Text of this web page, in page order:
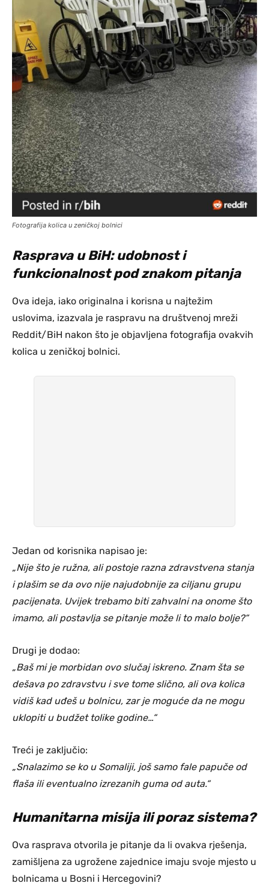
Fotografija kolica u zeničkoj bolnici
Rasprava u BiH: udobnost i
funkcionalnost pod znakom pitanja
Ova ideja, iako originalna i korisna u najtežim
uslovima, izazvala je raspravu na društvenoj mreži
Reddit/BiH nakon što je objavljena fotografija ovakvih
kolica u zeničkoj bolnici.
Jedan od korisnika napisao je:
„Nije što je ružna, ali postoje razna zdravstvena stanja
i plašim se da ovo nije najudobnije za ciljanu grupu
pacijenata. Uvijek trebamo biti zahvalni na onome što
imamo, ali postavlja se pitanje može li to malo bolje?“
Drugi je dodao:
„Baš mi je morbidan ovo slučaj iskreno. Znam šta se
dešava po zdravstvu i sve tome slično, ali ova kolica
vidiš kad uđeš u bolnicu, zar je moguće da ne mogu
uklopiti u budžet tolike godine…“
Treći je zaključio:
„Snalazimo se ko u Somaliji, još samo fale papuče od
flaša ili eventualno izrezanih guma od auta.“
Humanitarna misija ili poraz sistema?
Ova rasprava otvorila je pitanje da li ovakva rješenja,
zamišljena za ugrožene zajednice imaju svoje mjesto u
bolnicama u Bosni i Hercegovini?